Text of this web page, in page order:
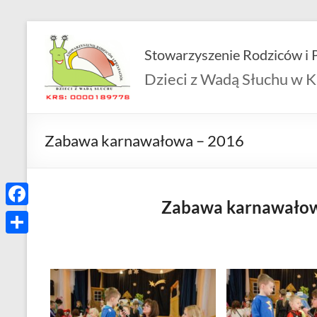
content
Stowarzyszenie Rodziców i
Dzieci z Wadą Słuchu w
Zabawa karnawałowa – 2016
Zabawa
F